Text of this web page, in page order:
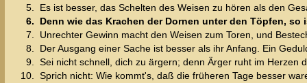
5.
Es ist besser, das Schelten des Weisen zu hören als den
6.
Denn wie das Krachen der Dornen unter den Töpfen,
7.
Unrechter Gewinn macht den Weisen zum Toren, und
8.
Der Ausgang einer Sache ist besser als ihr Anfang. Ein
9.
Sei nicht schnell, dich zu ärgern; denn Ärger ruht im Herzen
10.
Sprich nicht: Wie kommt's, daß die früheren Tage besser